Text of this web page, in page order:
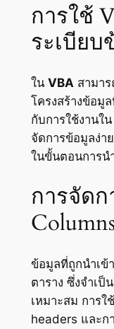
การใช้
ระเบียบ
ใน VBAสามาร
โครงสร้างข้อมู
กับการใช้งานใ
จัดการข้อมูลง่า
ในขั้นตอนการน
การจัดก
ข้อมูลที่ถูกนำเข้
ตาราง ซึ่งจำเ
เหมาะสม การใ
headers และก